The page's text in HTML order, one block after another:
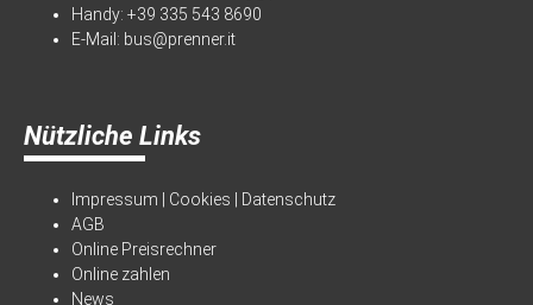
Handy: +39 335 543 8690
E-Mail: bus@prenner.it
Nützliche Links
Impressum | Cookies | Datenschutz
AGB
Online Preisrechner
Online zahlen
News